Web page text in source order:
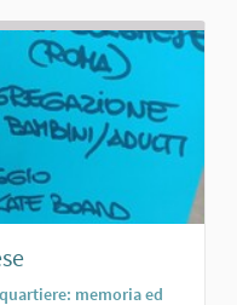
memoria ed